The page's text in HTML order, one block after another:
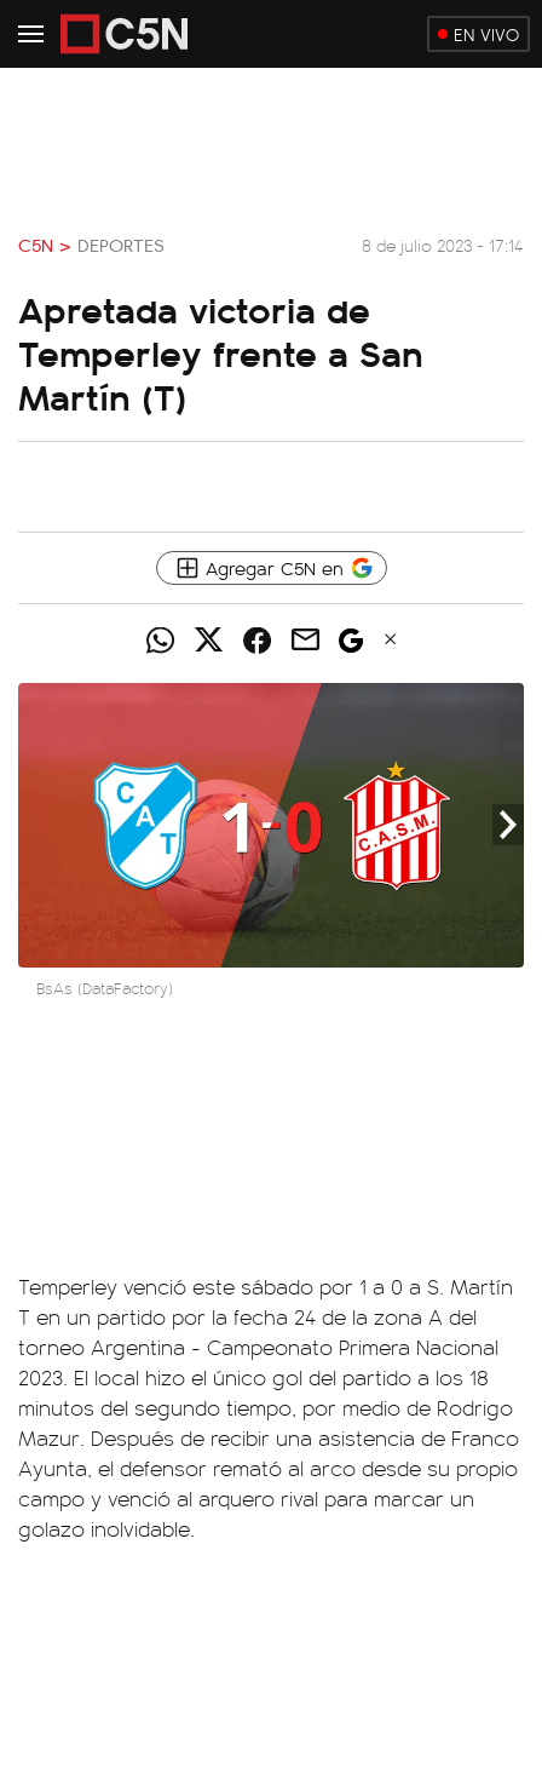
EN VIVO
C5N > DEPORTES 8 de julio 2023 - 17:14
Apretada victoria de
Temperley frente a San
Martín (T)
Agregar C5N en
BsAs (DataFactory)
Temperley venció este sábado por 1 a 0 a S. Martín
T en un partido por la fecha 24 de la zona A del
torneo Argentina - Campeonato Primera Nacional
2023. El local hizo el único gol del partido a los 18
minutos del segundo tiempo, por medio de Rodrigo
Mazur. Después de recibir una asistencia de Franco
Ayunta, el defensor remató al arco desde su propio
campo y venció al arquero rival para marcar un
golazo inolvidable.